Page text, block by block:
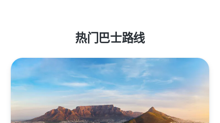
热门巴士路线